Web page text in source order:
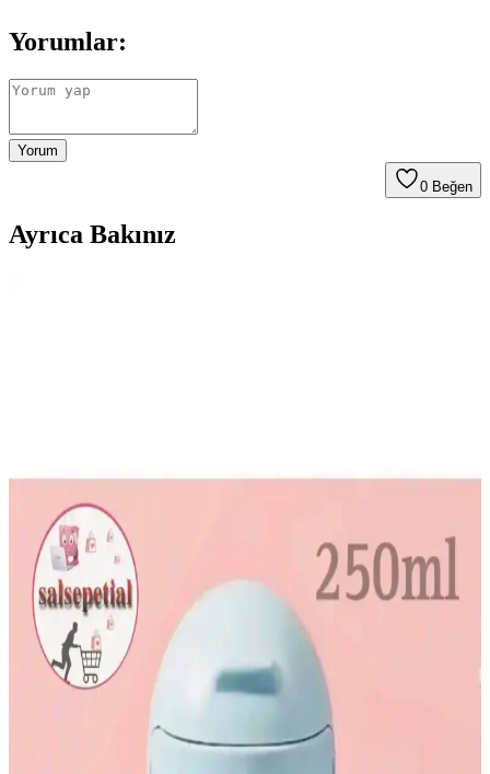
Yorumlar:
Yorum
0 Beğen
Ayrıca Bakınız
Bebedor Sportif Pipetli Bardak, 330 ml kapasitesiyle çocukların
bağımsız içme becerilerini destekleyen, BPA içermeyen, kolay
temizlenebilir ve sızdırmaz özellikleriyle güvenli bir içme
çözümüdür.
Lagomood Ironi ve Uzay Çalışma Masası
Karşılaştırması: Özellikler ve Kullanıcı Yorumları
Lagomood Ironi ve Uzay çalışma masaları detaylı karşılaştırmasıyla,
boyutlar, malzeme ve tasarım özellikleriyle ilgili önemli bilgiler
sunuyor. Hangi modelin ihtiyaçlarınıza uygun olduğunu keşfedin.